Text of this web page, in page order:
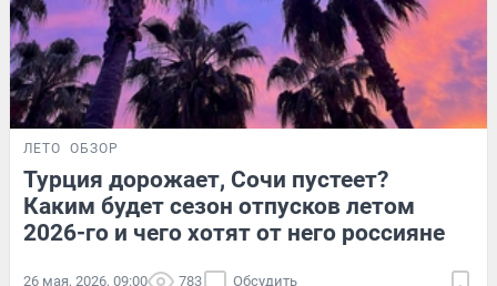
ЛЕТО ОБЗОР
Турция дорожает, Сочи пустеет?
Каким будет сезон отпусков летом
2026-го и чего хотят от него россияне
26 мая, 2026, 09:00 783 Обсудить